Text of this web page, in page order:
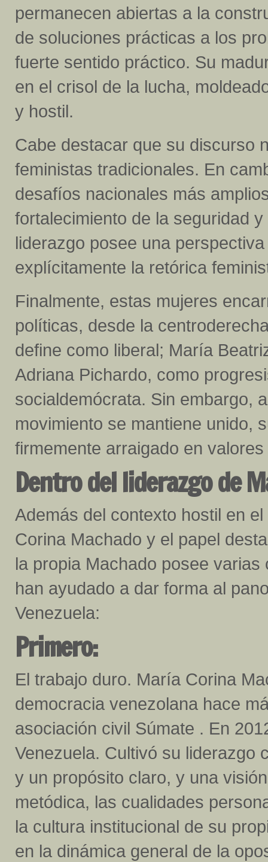
permanecen abiertas a la
de soluciones prácticas a los
fuerte sentido práctico. Su
en el crisol de la lucha,
y hostil.
Cabe destacar que su discurso
feministas tradicionales. En
desafíos nacionales más
fortalecimiento de la seguridad
liderazgo posee una
explícitamente la retórica
Finalmente, estas mujeres
políticas, desde la
define como liberal; María
Adriana Pichardo, como
socialdemócrata. Sin embargo,
movimiento se mantiene unido,
firmemente arraigado en
Dentro del liderazgo de
Además del contexto hostil en
Corina Machado y el papel
la propia Machado posee
han ayudado a dar forma al
Venezuela:
Primero:
El trabajo duro. María Corina
democracia venezolana hace
asociación civil Súmate . En
Venezuela. Cultivó su liderazgo
y un propósito claro, y una
metódica, las cualidades
la cultura institucional de su
en la dinámica general de la